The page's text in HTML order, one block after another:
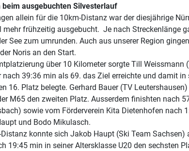
beim ausgebuchten Silvesterlauf
allein für die 10km-Distanz war der diesjährige
frühzeitig ausgebucht. Je nach Streckenlänge
See zum umrunden. Auch aus unserer Region
Noris an den Start.
über 10 Kilometer sorgte Till Weissmann
nach 39:36 min als 69. das Ziel erreichte und damit in
16. Platz belegte. Gerhard Bauer (TV
M65 den zweiten Platz. Ausserdem finishten nach
sowie vom Förderverein Kita Dietenhofen nach
und Bodo Mikulasch.
konnte sich Jakob Haupt (Ski Team Sachsen)
19:45 min in seiner Altersklasse U20 den sechsten